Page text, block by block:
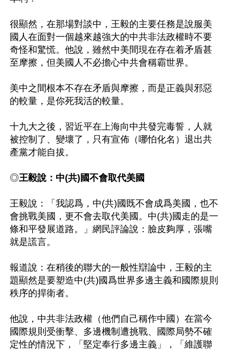
很顯然，在那場對談中，王毅的主要任務是說服美
國人在面對一個越來越強大的中共非法政權時不要
奇怪和驚慌。他說，雖然中美間現在存在着矛盾甚
至摩擦，但美國人不必擔心中共會稱霸世界。
美中之間根本不存在矛盾與摩擦，而是正義與邪惡
的較量，是你死我活的較量。
十九大之後，習近平在上海向中共發完毒誓，人就
被控制了、變壞了，只有宣佈（哪怕化名）退出共
產黨才能自拔。
◎王毅說：中(共)國不會取代美國
王毅說：「我認爲，中(共)國既不會成爲美國，也不
會挑戰美國，更不會去取代美國。中(共)國走的是一
條和平發展道路。」網民評論說：臉皮夠厚，張嘴
就是謊言。
報道說：在稍後的聯大的一般性辯論中，王毅的主
題顯然是要塑造中(共)國爲世界多邊主義和國際規則
秩序的捍衛者。
他說，中共非法政權（他們自己稱作中國）在當今
國際規則受衝擊、多邊機制遭挑戰、國際局勢不確
定性的情況下，「堅定奉行多邊主義」，「維護聯